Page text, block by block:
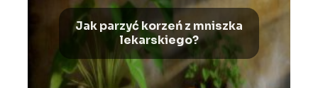
Jak parzyć korzeń z mniszka
lekarskiego?